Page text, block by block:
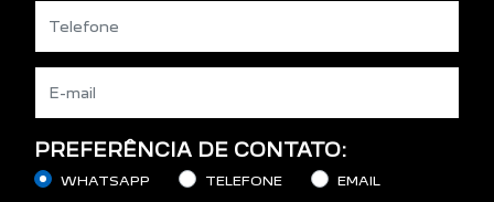
PREFERÊNCIA DE CONTATO:
WHATSAPP TELEFONE EMAIL